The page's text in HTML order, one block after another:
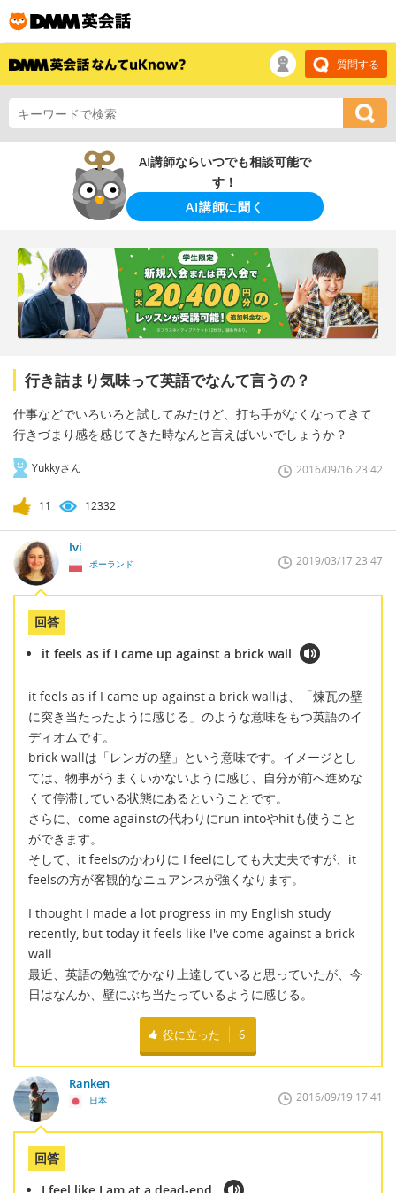
質問する
AI講師ならいつでも相談可能で
す！
AI講師に聞く
行き詰まり気味って英語でなんて言うの？
仕事などでいろいろと試してみたけど、打ち手がなくなってきて
行きづまり感を感じてきた時なんと言えばいいでしょうか？
Yukkyさん 2016/09/16 23:42
11 12332
Ivi
ポーランド 2019/03/17 23:47
回答
it feels as if I came up against a brick wall
it feels as if I came up against a brick wallは、「煉瓦の壁
に突き当たったように感じる」のような意味をもつ英語のイ
ディオムです。
brick wallは「レンガの壁」という意味です。イメージとし
ては、物事がうまくいかないように感じ、自分が前へ進めな
くて停滞している状態にあるということです。
さらに、come againstの代わりにrun intoやhitも使うこと
ができます。
そして、it feelsのかわりに I feelにしても大丈夫ですが、it
feelsの方が客観的なニュアンスが強くなります。
I thought I made a lot progress in my English study
recently, but today it feels like I've come against a brick
wall.
最近、英語の勉強でかなり上達していると思っていたが、今
日はなんか、壁にぶち当たっているように感じる。
役に立った 6
Ranken
日本 2016/09/19 17:41
回答